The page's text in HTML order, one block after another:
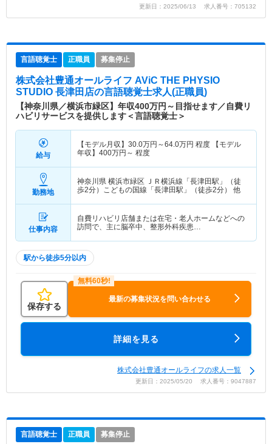
更新日：2025/06/13 求人番号：705132
言語聴覚士 正職員 募集停止
株式会社豊通オールライフ AViC THE PHYSIO
STUDIO 長津田店の言語聴覚士求人(正職員)
【神奈川県／横浜市緑区】年収400万円～目指せます／自費リ
ハビリサービスを提供します＜言語聴覚士＞
給与
【モデル月収】 30.0万円～64.0万円 程度 【モデル
年収】 400万円～ 程度
勤務地
神奈川県 横浜市緑区 ＪＲ横浜線「長津田駅」（徒
歩2分）こどもの国線「長津田駅」（徒歩2分） 他
仕事内容
自費リハビリ店舗または在宅・老人ホームなどへの
訪問で、主に脳卒中、整形外科疾患…
駅から徒歩5分以内
保存する
最新の募集状況を問い合わせる
詳細を見る
株式会社豊通オールライフの求人一覧
更新日：2025/05/20 求人番号：9047887
言語聴覚士 正職員 募集停止